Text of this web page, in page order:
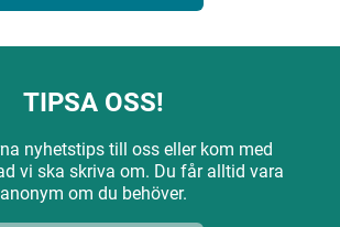
TIPSA OSS!
nyhetstips till oss eller kom med
vi ska skriva om. Du får alltid vara
anonym om du behöver.